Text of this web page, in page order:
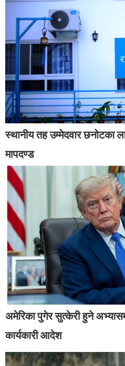
स्थानीय तह उम्मेदवार छनोटका
मापदण्ड
अमेरिका पुगेर सुत्केरी हुने
कार्यकारी आदेश